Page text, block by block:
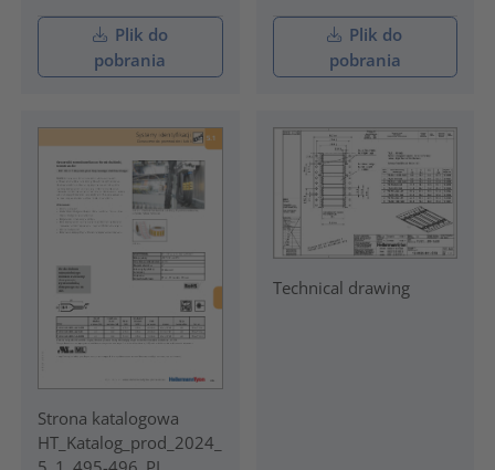
Plik do
pobrania
Plik do
pobrania
Strona katalogowa
HT_Katalog_prod_2024_
Technical drawing